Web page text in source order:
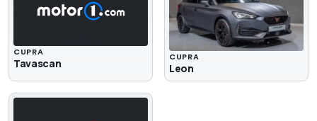
CUPRA
Tavascan CUPRA
Leon